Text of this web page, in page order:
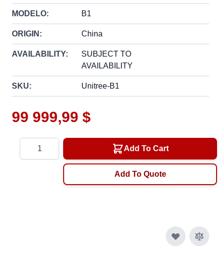
MODELO: B1
ORIGIN: China
AVAILABILITY:
SUBJECT TO
AVAILABILITY
SKU: Unitree-B1
99 999,99 $
Add To Cart
Add To Quote